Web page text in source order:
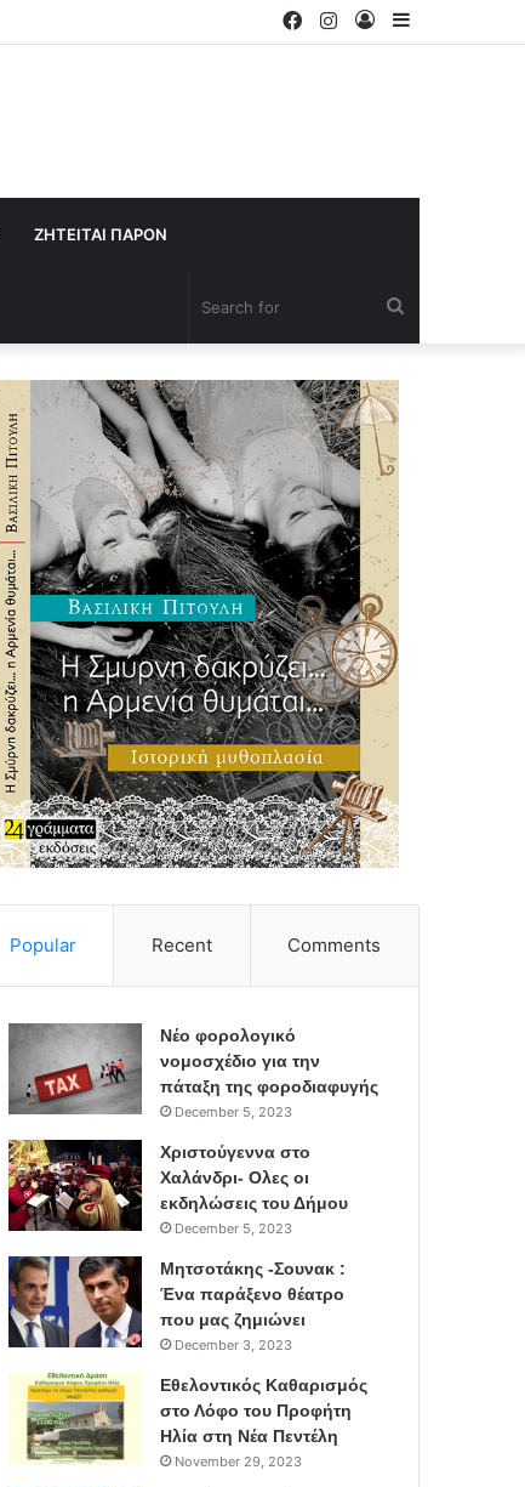
Log
Instagram
Facebook
ΖΗΤΕΙΤΑΙ ΠΑΡΟΝ
Popular Recent Comments
Νέο φορολογικό
νομοσχέδιο για την
πάταξη της φοροδιαφυγής
December 5, 2023
Χριστούγεννα στο
Χαλάνδρι- Ολες οι
εκδηλώσεις του Δήμου
December 5, 2023
Μητσοτάκης -Σουνακ :
Ένα παράξενο θέατρο
που μας ζημιώνει
December 3, 2023
Εθελοντικός Καθαρισμός
στο Λόφο του Προφήτη
Ηλία στη Νέα Πεντέλη
November 29, 2023